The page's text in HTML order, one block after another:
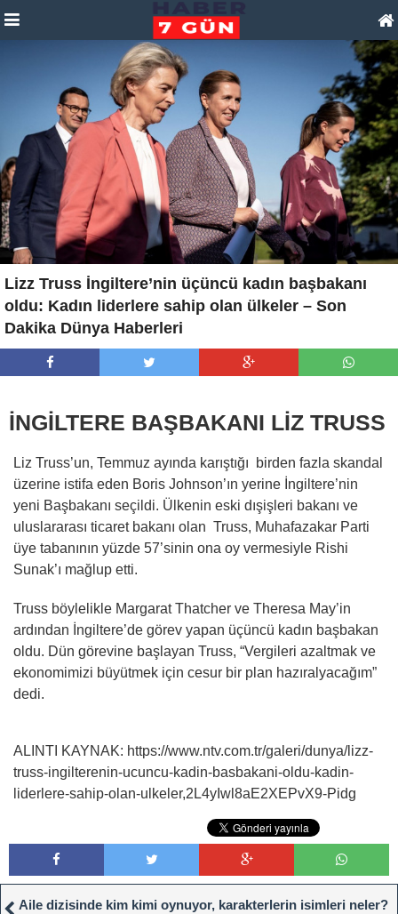
Lizz Truss İngiltere’nin üçüncü kadın başbakanı
oldu: Kadın liderlere sahip olan ülkeler – Son
Dakika Dünya Haberleri
İNGİLTERE BAŞBAKANI LİZ TRUSS
Liz Truss’un, Temmuz ayında karıştığı birden fazla skandal
üzerine istifa eden Boris Johnson’ın yerine İngiltere’nin
yeni Başbakanı seçildi. Ülkenin eski dışişleri bakanı ve
uluslararası ticaret bakanı olan Truss, Muhafazakar Parti
üye tabanının yüzde 57’sinin ona oy vermesiyle Rishi
Sunak’ı mağlup etti.
Truss böylelikle Margarat Thatcher ve Theresa May’in
ardından İngiltere’de görev yapan üçüncü kadın başbakan
oldu. Dün görevine başlayan Truss, “Vergileri azaltmak ve
ekonomimizi büyütmek için cesur bir plan hazıralyacağım”
dedi.
ALINTI KAYNAK: https://www.ntv.com.tr/galeri/dunya/lizz-
truss-ingilterenin-ucuncu-kadin-basbakani-oldu-kadin-
liderlere-sahip-olan-ulkeler,2L4yIwl8aE2XEPvX9-Pidg
Aile dizisinde kim kimi oynuyor, karakterlerin isimleri neler?